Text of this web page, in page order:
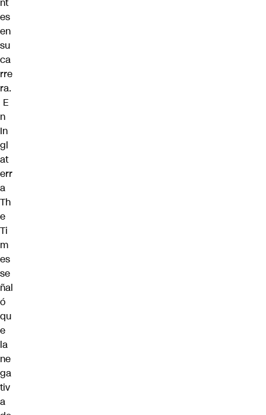
nt
es
en
su
ca
rre
ra.
E
n
In
gl
at
err
a
Th
e
Ti
m
es
se
ñal
ó
qu
e
la
ne
ga
tiv
a